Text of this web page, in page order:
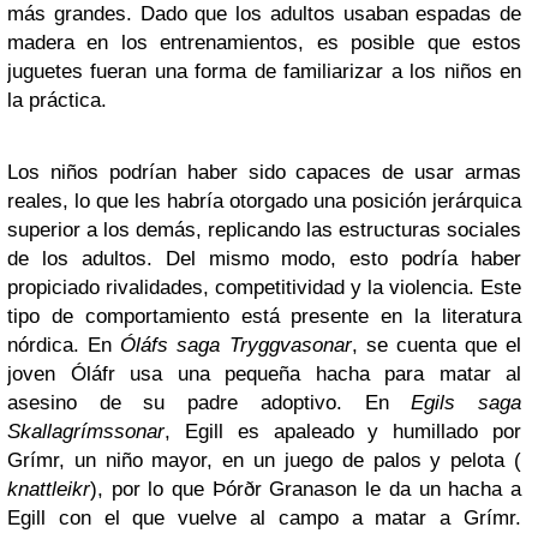
más grandes. Dado que los adultos usaban espadas de
madera en los entrenamientos, es posible que estos
juguetes fueran una forma de familiarizar a los niños en
la práctica.
Los niños podrían haber sido capaces de usar armas
reales, lo que les habría otorgado una posición jerárquica
superior a los demás, replicando las estructuras sociales
de los adultos. Del mismo modo, esto podría haber
propiciado rivalidades, competitividad y la violencia. Este
tipo de comportamiento está presente en la literatura
nórdica. En Óláfs saga Tryggvasonar, se cuenta que el
joven Óláfr usa una pequeña hacha para matar al
asesino de su padre adoptivo. EnEgils saga
Skallagrímssonar, Egill es apaleado y humillado por
Grímr, un niño mayor, en un juego de palos y pelota (
knattleikr), por lo que Þórðr Granason le da un hacha a
Egill con el que vuelve al campo a matar a Grímr.